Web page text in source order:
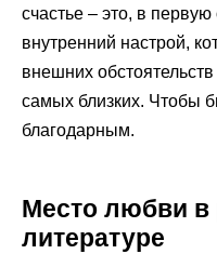
счастье – это, в
внутренний настрой,
внешних
самых близких. Чтобы
благодарным.
Место любви в
литературе